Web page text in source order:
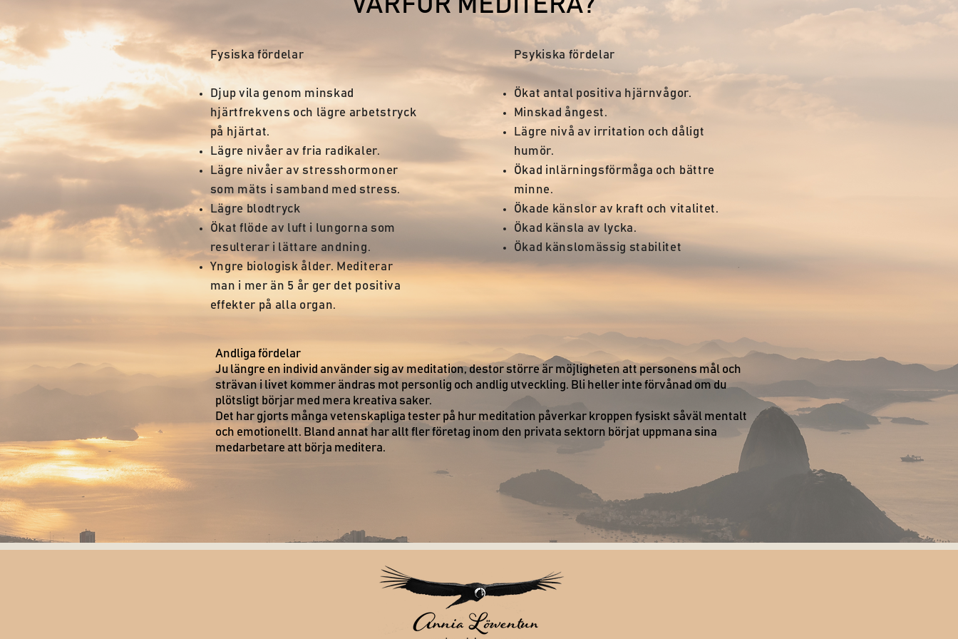
Fysiska fördelar
Djup vila genom minskad
hjärtfrekvens och lägre arbetstryck
på hjärtat.
Lägre nivåer av fria radikaler.
Lägre nivåer av stresshormoner
som mäts i samband med stress.
Lägre blodtryck
Ökat flöde av luft i lungorna som
resulterar i lättare andning.
Yngre biologisk ålder. Mediterar
man i mer än 5 år ger det positiva
effekter på alla organ.
Psykiska fördelar
Ökat antal positiva hjärnvågor.
Minskad ångest.
Lägre nivå av irritation och dåligt
humör.
Ökad inlärningsförmåga och bättre
minne.
Ökade känslor av kraft och vitalitet.
Ökad känsla av lycka.
Ökad känslomässig stabilitet
Andliga fördelar
Ju längre en individ använder sig av meditation, destor större är möjligheten att personens mål och
strävan i livet kommer ändras mot personlig och andlig utveckling. Bli heller inte förvånad om du
plötsligt börjar med mera kreativa saker.
Det har gjorts många vetenskapliga tester på hur meditation påverkar kroppen fysiskt såväl mentalt
och emotionellt. Bland annat har allt fler företag inom den privata sektorn börjat uppmana sina
medarbetare att börja meditera.